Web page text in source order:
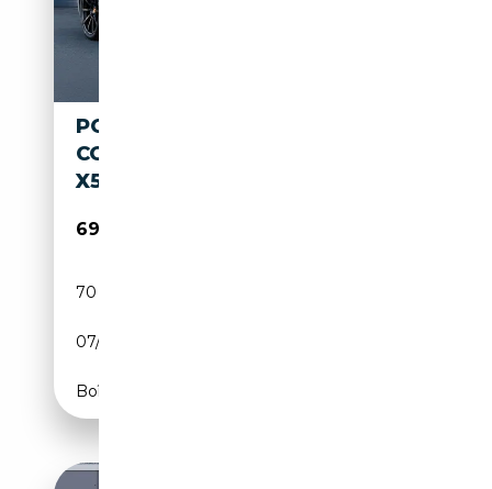
PORSCHE 991 911 CARRERA 4S
COUPÉ POWERKIT
X51/BOSE/SHZ/PANO
69 950€
70 281 km
07/2014
Boîte automatique